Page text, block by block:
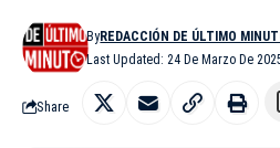
Last Updated: 24 De Marzo De
ByREDACCIÓN DE ÚLTIMO
Share